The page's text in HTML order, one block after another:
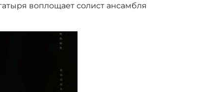
воплощает солист ансамбля